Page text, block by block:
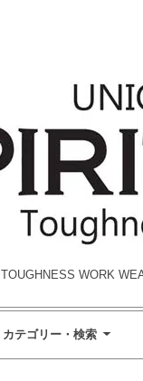
TOUGHNESS WORK
カテゴリー・検索